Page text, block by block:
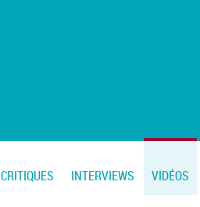
CRITIQUES INTERVIEWS VIDÉOS